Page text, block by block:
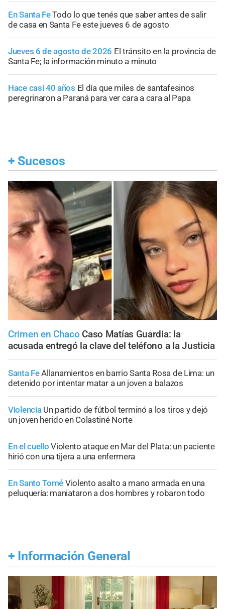
En Santa FeTodo lo que tenés que saber antes de salir
de casa en Santa Fe este jueves 6 de agosto
Jueves 6 de agosto de 2026 El tránsito en la provincia de
Santa Fe; la información minuto a minuto
Hace casi 40 años El día que miles de santafesinos
peregrinaron a Paraná para ver cara a cara al Papa
+ Sucesos
Crimen en Chaco Caso Matías Guardia: la
acusada entregó la clave del teléfono a la Justicia
Santa FeAllanamientos en barrio Santa Rosa de Lima: un
detenido por intentar matar a un joven a balazos
Violencia Un partido de fútbol terminó a los tiros y dejó
un joven herido en Colastiné Norte
En el cuello Violento ataque en Mar del Plata: un paciente
hirió con una tijera a una enfermera
En Santo Tomé Violento asalto a mano armada en una
peluquería: maniataron a dos hombres y robaron todo
+ Información General